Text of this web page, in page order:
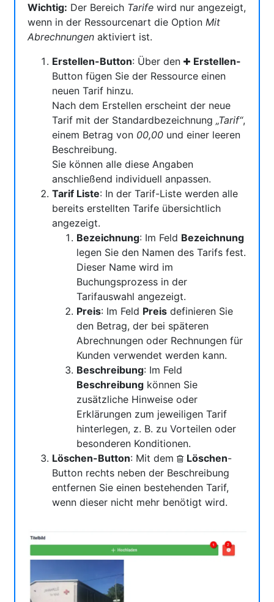
Wichtig: Der Bereich Tarife wird nur angezeigt,
wenn in der Ressourcenart die Option Mit
Abrechnungen aktiviert ist.
Erstellen-Button: Über den
Erstellen-
Button fügen Sie der Ressource einen
neuen Tarif hinzu.
Nach dem Erstellen erscheint der neue
Tarif mit der Standardbezeichnung „Tarif“,
einem Betrag von 00,00 und einer leeren
Beschreibung.
Sie können alle diese Angaben
anschließend individuell anpassen.
Tarif Liste: In der Tarif-Liste werden alle
bereits erstellten Tarife übersichtlich
angezeigt.
Bezeichnung: Im Feld Bezeichnung
legen Sie den Namen des Tarifs fest.
Dieser Name wird im
Buchungsprozess in der
Tarifauswahl angezeigt.
Preis: Im Feld Preis definieren Sie
den Betrag, der bei späteren
Abrechnungen oder Rechnungen für
Kunden verwendet werden kann.
Beschreibung: Im Feld
Beschreibung können Sie
zusätzliche Hinweise oder
Erklärungen zum jeweiligen Tarif
hinterlegen, z. B. zu Vorteilen oder
besonderen Konditionen.
Löschen-Button: Mit dem Löschen-
Button rechts neben der Beschreibung
entfernen Sie einen bestehenden Tarif,
wenn dieser nicht mehr benötigt wird.